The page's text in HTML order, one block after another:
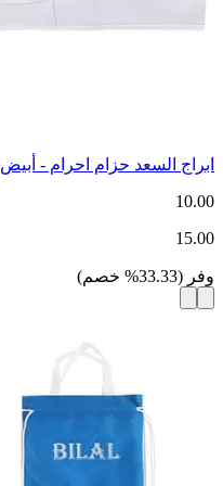
ابراج السعد حزام احرام - أبيض
10.00
15.00
وفر (
33.33
% خصم)